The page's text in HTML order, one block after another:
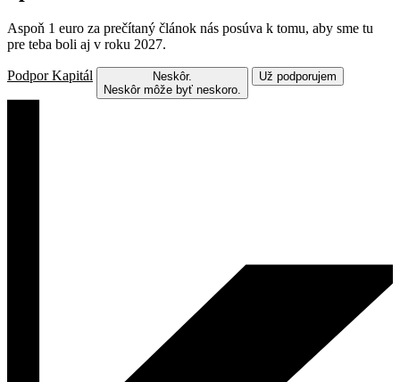
Aspoň 1 euro za prečítaný článok nás posúva k tomu, aby sme tu
pre teba boli aj v roku 2027.
Podpor Kapitál
Neskôr.
Neskôr môže byť neskoro.
Už podporujem